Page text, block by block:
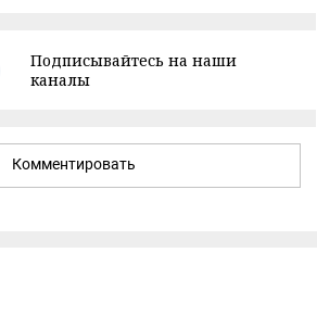
Подписывайтесь на наши
каналы
Комментировать